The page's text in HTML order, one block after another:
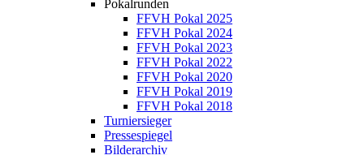
Pokalrunden
FFVH Pokal 2025
FFVH Pokal 2024
FFVH Pokal 2023
FFVH Pokal 2022
FFVH Pokal 2020
FFVH Pokal 2019
FFVH Pokal 2018
Turniersieger
Pressespiegel
Bilderarchiv